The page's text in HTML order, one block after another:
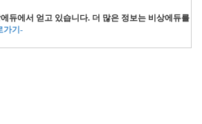
듀에서 얻고 있습니다. 더 많은 정보는 비상에듀를
가기-